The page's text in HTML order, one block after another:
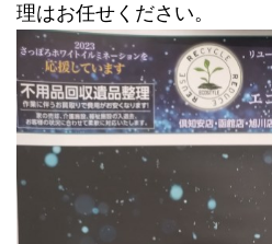
理はお任せください。